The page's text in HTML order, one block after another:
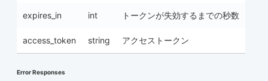
expires_in int トークンが失効するまでの秒数
access_token string アクセストークン
Error Responses